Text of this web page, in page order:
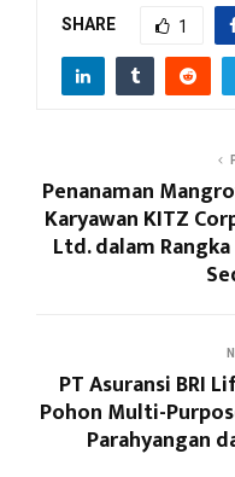
SHARE 1
Penanaman
Karyawan KITZ
Ltd. dalam
PT Asuransi BRI
Pohon Multi-
Parahyangan